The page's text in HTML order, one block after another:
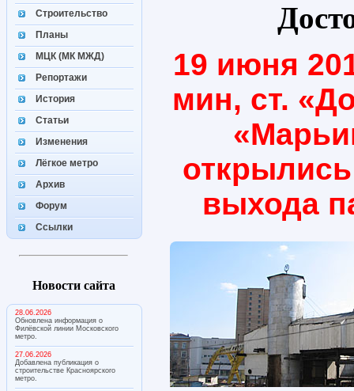
Строительство
Планы
МЦК (МК МЖД)
Репортажи
История
Статьи
Изменения
Лёгкое метро
Архив
Форум
Ссылки
Новости сайта
28.06.2026
Обновлена информация о
Филёвской линии Московского
метро.
27.06.2026
Добавлена публикация о
строительстве Красноярского
метро.
19 июня
мин, ст.
выхода